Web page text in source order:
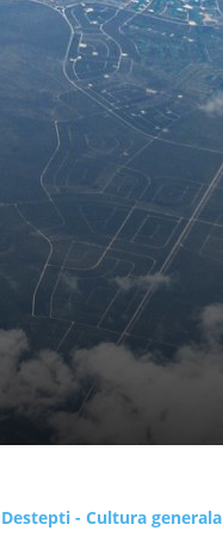
Destepti - Cultura generala